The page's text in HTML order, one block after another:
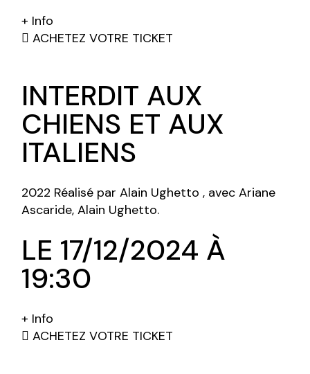
+ Info
ACHETEZ VOTRE TICKET
INTERDIT AUX
CHIENS ET AUX
ITALIENS
2022 Réalisé par Alain Ughetto , avec Ariane
Ascaride, Alain Ughetto.
LE 17/12/2024 À
19:30
+ Info
ACHETEZ VOTRE TICKET